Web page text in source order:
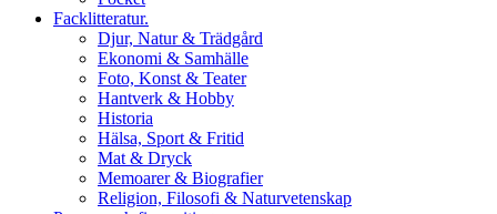
Facklitteratur.
Djur, Natur & Trädgård
Ekonomi & Samhälle
Foto, Konst & Teater
Hantverk & Hobby
Historia
Hälsa, Sport & Fritid
Mat & Dryck
Memoarer & Biografier
Religion, Filosofi & Naturvetenskap